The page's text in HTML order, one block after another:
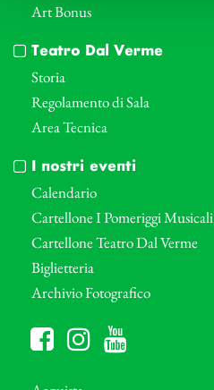
Art Bonus
Teatro Dal Verme
Storia
Regolamento di Sala
Area Tecnica
I nostri eventi
Calendario
Cartellone I Pomeriggi Musicali
Cartellone Teatro Dal Verme
Biglietteria
Archivio Fotografico